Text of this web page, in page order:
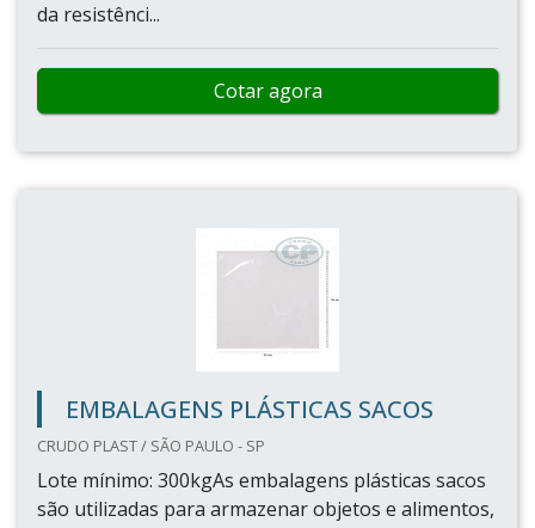
da resistênci...
Cotar agora
EMBALAGENS PLÁSTICAS SACOS
CRUDO PLAST / SÃO PAULO - SP
Lote mínimo: 300kgAs embalagens plásticas sacos
são utilizadas para armazenar objetos e alimentos,